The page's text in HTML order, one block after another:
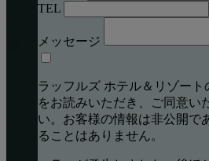
TEL
メッセージ
ラッフルズ ホテル＆リゾート
をお読みいただき、ご同意い
い。お客様の情報は非公開で
ることはありません。